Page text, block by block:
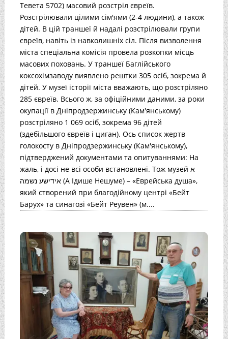
Тевета 5702) масовий розстріл євреїв.
Розстрілювали цілими сім'ями (2-4 людини), а також
дітей. В цій траншеї й надалі розстрілювали групи
євреїв, навіть із навколишніх сіл. Після визволення
міста спеціальна комісія провела розкопки місць
масових поховань. У траншеї Баглійського
коксохімзаводу виявлено рештки 305 осіб, зокрема й
дітей. У музеї історії міста вважають, що розстріляно
285 євреїв. Всього ж, за офіційними даними, за роки
окупації в Дніпродзержинську (Кам'янському)
розстріляно 1 069 осіб, зокрема 96 дітей
(здебільшого євреїв і циган). Ось список жертв
голокосту в Дніпродзержинську (Кам'янському),
підтверджений документами та опитуваннями: На
жаль, і досі не всі особи встановлені. Тож музей א
אידישע נשמה (А Ідише Нешуме) – «Еврейська душа»,
який створений при благодійному центрі «Бейт
Барух» та синагозі «Бейт Реувен» (м....